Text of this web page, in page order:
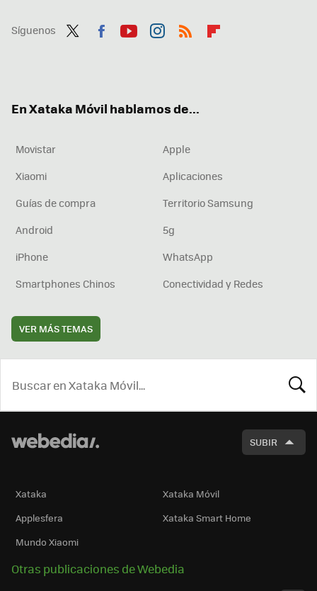
Síguenos
En Xataka Móvil hablamos de...
Movistar
Apple
Xiaomi
Aplicaciones
Guías de compra
Territorio Samsung
Android
5g
iPhone
WhatsApp
Smartphones Chinos
Conectividad y Redes
VER MÁS TEMAS
SUBIR
Xataka
Xataka Móvil
Applesfera
Xataka Smart Home
Mundo Xiaomi
Otras publicaciones de Webedia